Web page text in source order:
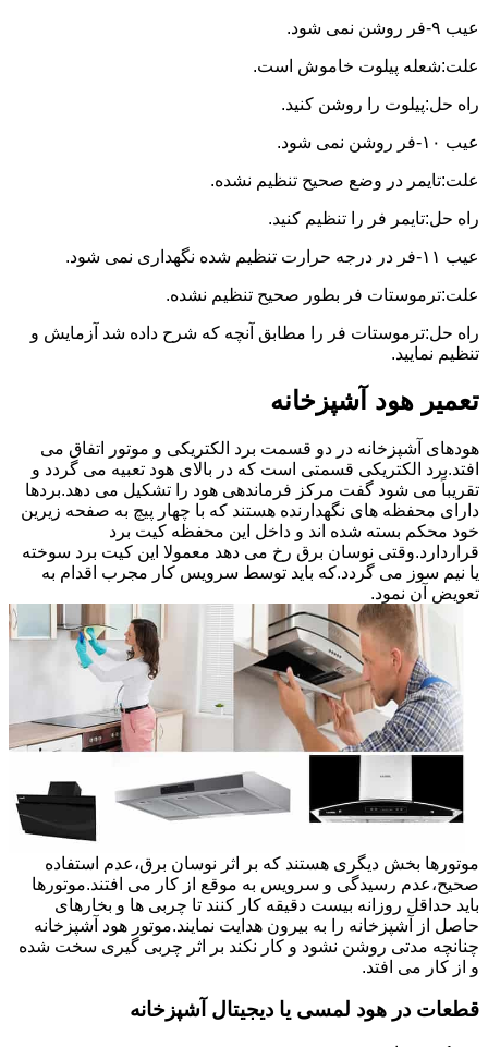
عیب ۹-فر روشن نمی شود.
علت:شعله پیلوت خاموش است.
راه حل:پیلوت را روشن کنید.
عیب ۱۰-فر روشن نمی شود.
علت:تایمر در وضع صحیح تنظیم نشده.
راه حل:تایمر فر را تنظیم کنید.
عیب ۱۱-فر در درجه حرارت تنظیم شده نگهداری نمی شود.
علت:ترموستات فر بطور صحیح تنظیم نشده.
راه حل:ترموستات فر را مطابق آنچه که شرح داده شد آزمایش و
تنظیم نمایید.
تعمیر هود آشپزخانه
هودهای آشپزخانه در دو قسمت برد الکتریکی و موتور اتفاق می
افتد.برد الکتریکی قسمتی است که در بالای هود تعبیه می گردد و
تقریباً می شود گفت مرکز فرماندهی هود را تشکیل می دهد.بردها
دارای محفظه های نگهدارنده هستند که با چهار پیچ به صفحه زیرین
خود محکم بسته شده اند و داخل این محفظه کیت برد
قراردارد.وقتی نوسان برق رخ می دهد معمولا این کیت برد سوخته
یا نیم سوز می گردد.که باید توسط سرویس کار مجرب اقدام به
تعویض آن نمود.
موتورها بخش دیگری هستند که بر اثر نوسان برق،عدم استفاده
صحیح،عدم رسیدگی و سرویس به موقع از کار می افتند.موتورها
باید حداقل روزانه بیست دقیقه کار کنند تا چربی ها و بخارهای
حاصل از آشپزخانه را به بیرون هدایت نمایند.موتور هود آشپزخانه
چنانچه مدتی روشن نشود و کار نکند بر اثر چربی گیری سخت شده
و از کار می افتد.
قطعات در هود لمسی یا دیجیتال آشپزخانه